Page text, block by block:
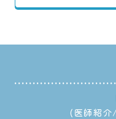
医師紹介